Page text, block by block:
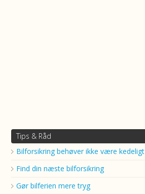
Tips & Råd
Bilforsikring behøver ikke være kedeligt
Find din næste bilforsikring
Gør bilferien mere tryg